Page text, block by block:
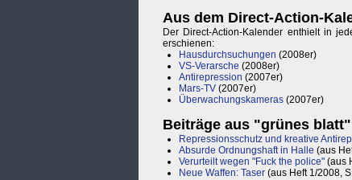
Aus dem Direct-Action-
Der Direct-Action-Kalender enthielt in
erschienen:
Hausdurchsuchungen (2008er)
VS-Verarsche (2008er)
Antirepression (2007er)
Mars-TV (2007er)
Überwachungskameras (2007er)
Beiträge aus "grünes blatt"
Repressionsschutz und kreative
Absurde Ordnungshaft in Halle (aus
Verurteilt wegen "Fuck the police" (aus
Neue Waffen: Taser (aus Heft 1/2008,